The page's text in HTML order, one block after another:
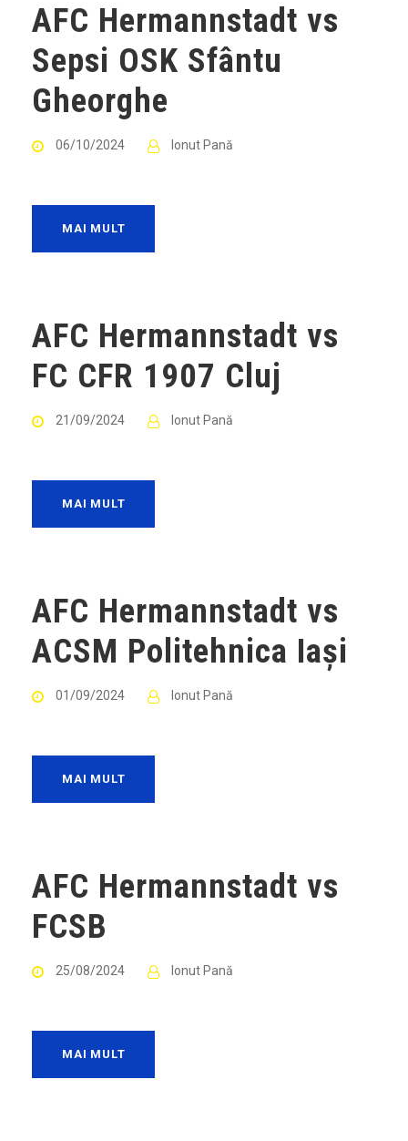
AFC Hermannstadt vs
Sepsi OSK Sfântu
Gheorghe
06/10/2024 Ionut Pană
MAI MULT
AFC Hermannstadt vs
FC CFR 1907 Cluj
21/09/2024 Ionut Pană
MAI MULT
AFC Hermannstadt vs
ACSM Politehnica Iași
01/09/2024 Ionut Pană
MAI MULT
AFC Hermannstadt vs
FCSB
25/08/2024 Ionut Pană
MAI MULT